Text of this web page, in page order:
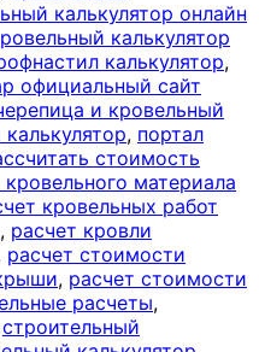
калькулятор онлайн
калькулятор
калькулятор,
официальный сайт
и кровельный
, портал
стоимость
кровельного материала
кровельных работ
, расчет кровли
расчет стоимости
, расчет стоимости
расчеты,
строительный